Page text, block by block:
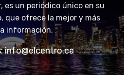
es un periódico único en su
que ofrece la mejor y más
información.
info@elcentro.ca